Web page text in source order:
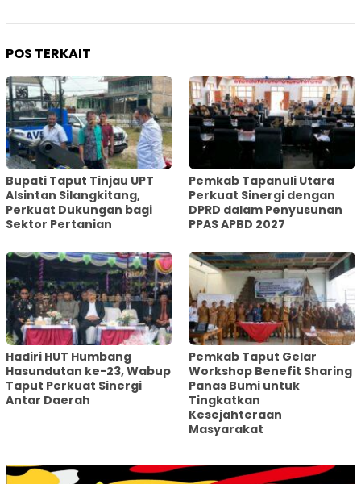
POS TERKAIT
Bupati Taput Tinjau UPT
Alsintan Silangkitang,
Perkuat Dukungan bagi
Sektor Pertanian
Pemkab Tapanuli Utara
Perkuat Sinergi dengan
DPRD dalam Penyusunan
PPAS APBD 2027
Hadiri HUT Humbang
Hasundutan ke-23, Wabup
Taput Perkuat Sinergi
Antar Daerah
Pemkab Taput Gelar
Workshop Benefit Sharing
Panas Bumi untuk
Tingkatkan
Kesejahteraan
Masyarakat